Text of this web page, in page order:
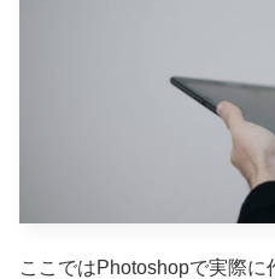
ここではPhotoshopで実際